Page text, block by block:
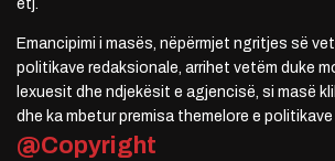
etj.
Emancipimi i masës, nëpërmjet ngritjes së
politikave redaksionale, arrihet vetëm duke
lexuesit dhe ndjekësit e agjencisë, si masë
dhe ka mbetur premisa themelore e
@Copyright